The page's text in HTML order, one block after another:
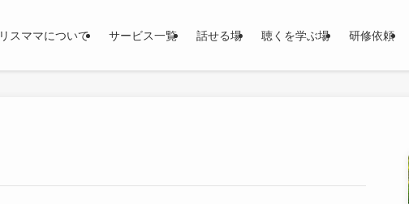
リスママについて サービス一覧 話せる場 聴くを学ぶ場 研修依頼